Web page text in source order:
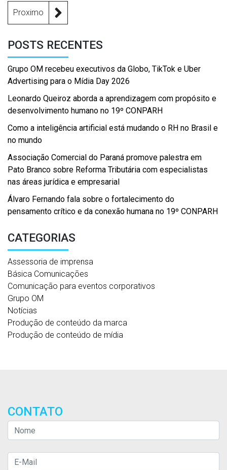
Proximo
POSTS RECENTES
Grupo OM recebeu executivos da Globo, TikTok e Uber
Advertising para o Mídia Day 2026
Leonardo Queiroz aborda a aprendizagem com propósito e
desenvolvimento humano no 19º CONPARH
Como a inteligência artificial está mudando o RH no Brasil e
no mundo
Associação Comercial do Paraná promove palestra em
Pato Branco sobre Reforma Tributária com especialistas
nas áreas jurídica e empresarial
Álvaro Fernando fala sobre o fortalecimento do
pensamento crítico e da conexão humana no 19º CONPARH
CATEGORIAS
Assessoria de imprensa
Básica Comunicações
Comunicação para eventos corporativos
Grupo OM
Notícias
Produção de conteúdo da marca
Produção de conteúdo de mídia
CONTATO